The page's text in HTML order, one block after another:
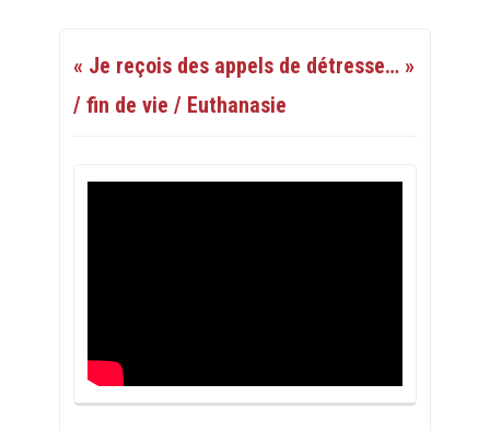
« Je reçois des appels de détresse… »
/ fin de vie / Euthanasie